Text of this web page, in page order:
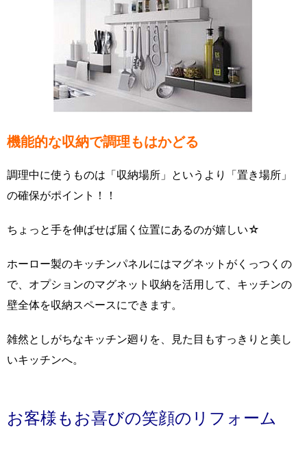
機能的な収納で調理もはかどる
調理中に使うものは「収納場所」というより「置き場所」
の確保がポイント！！
ちょっと手を伸ばせば届く位置にあるのが嬉しい☆
ホーロー製のキッチンパネルにはマグネットがくっつくの
で、オプションのマグネット収納を活用して、キッチンの
壁全体を収納スペースにできます。
雑然としがちなキッチン廻りを、見た目もすっきりと美し
いキッチンへ。
お客様もお喜びの笑顔のリフォーム